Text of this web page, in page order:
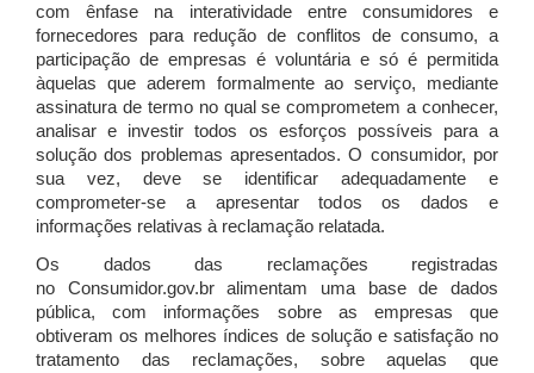
com ênfase na interatividade entre consumidores e
fornecedores para redução de conflitos de consumo, a
participação de empresas é voluntária e só é permitida
àquelas que aderem formalmente ao serviço, mediante
assinatura de termo no qual se comprometem a conhecer,
analisar e investir todos os esforços possíveis para a
solução dos problemas apresentados. O consumidor, por
sua vez, deve se identificar adequadamente e
comprometer-se a apresentar todos os dados e
informações relativas à reclamação relatada.
Os dados das reclamações registradas
no Consumidor.gov.br alimentam uma base de dados
pública, com informações sobre as empresas que
obtiveram os melhores índices de solução e satisfação no
tratamento das reclamações, sobre aquelas que